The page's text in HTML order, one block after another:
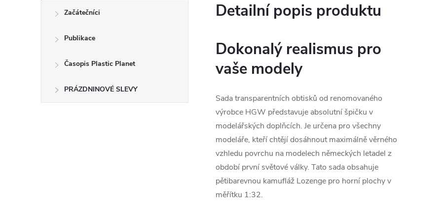
Začátečníci
Publikace
Časopis Plastic Planet
PRÁZDNINOVÉ SLEVY
Detailní popis produktu
Dokonalý realismus pro
vaše modely
Sada transparentních obtisků od renomovaného
výrobce HGW představuje absolutní špičku v
modelářských doplňcích. Je určena pro všechny
modeláře, kteří chtějí dosáhnout maximálně věrného
vzhledu povrchu na modelech německých letadel z
období první světové války. Tato sada obsahuje
pětibarevnou kamufláž Lozenge pro horní plochy v
měřítku 1:32.